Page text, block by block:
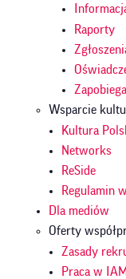
Raporty
Wsparcie
Kultura
Networks
ReSide
Regulamin
Dla mediów
Oferty
Zasady
Praca w IAM